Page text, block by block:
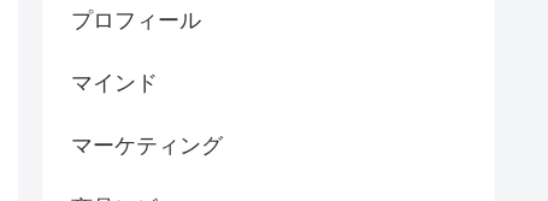
プロフィール
マインド
マーケティング